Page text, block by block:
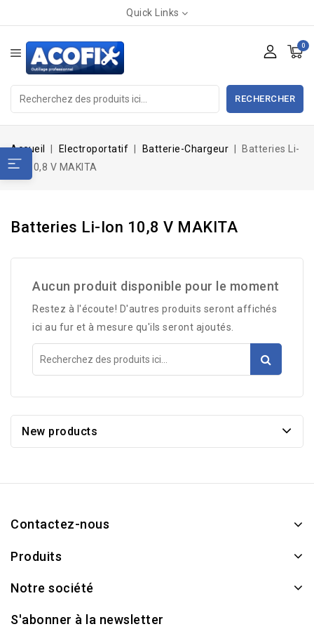
Quick Links
0
RECHERCHER
Accueil Electroportatif Batterie-Chargeur
Batteries Li-
Ion 10,8 V MAKITA
Batteries Li-Ion 10,8 V MAKITA
Aucun produit disponible pour le moment
Restez à l'écoute! D'autres produits seront affichés
ici au fur et à mesure qu'ils seront ajoutés.
New products
Contactez-nous
Produits
Notre société
S'abonner à la newsletter